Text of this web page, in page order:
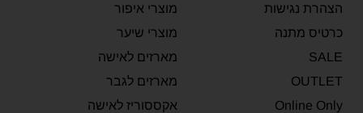
הצהרת נגישות
כרטיס מתנה
SALE
OUTLET
Online Only
מוצרי איפור
מוצרי שיער
מארזים לאישה
מארזים לגבר
אקססוריז לאישה